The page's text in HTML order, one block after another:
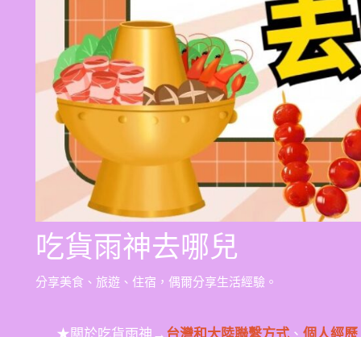
吃貨雨神去哪兒
分享美食、旅遊、住宿，偶爾分享生活經驗。